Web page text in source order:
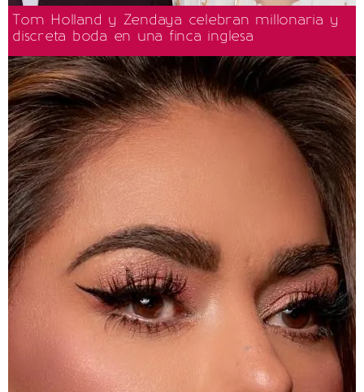
Tom Holland y Zendaya celebran millonaria y
discreta boda en una finca inglesa